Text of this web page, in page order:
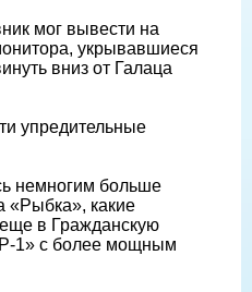
мог вывести на
укрывавшиеся
вниз от Галаца
упредительные
немногим больше
«Рыбка», какие
в Гражданскую
1» с более мощным